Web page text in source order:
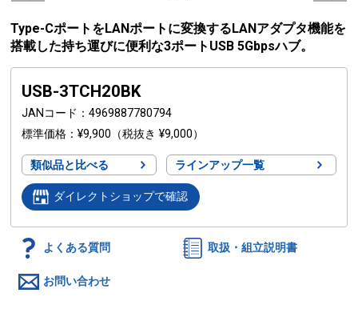
Type-CポートをLANポートに変換するLANアダプタ機能を
搭載した持ち運びに便利な3ポートUSB 5Gbpsハブ。
USB-3TCH20BK
JANコード
4969887780794
標準価格
¥9,900 （税抜き ¥9,000）
類似品と比べる ラインアップ一覧
ダイレクトショップで確認
よくある質問 取扱・組立説明書
お問い合わせ